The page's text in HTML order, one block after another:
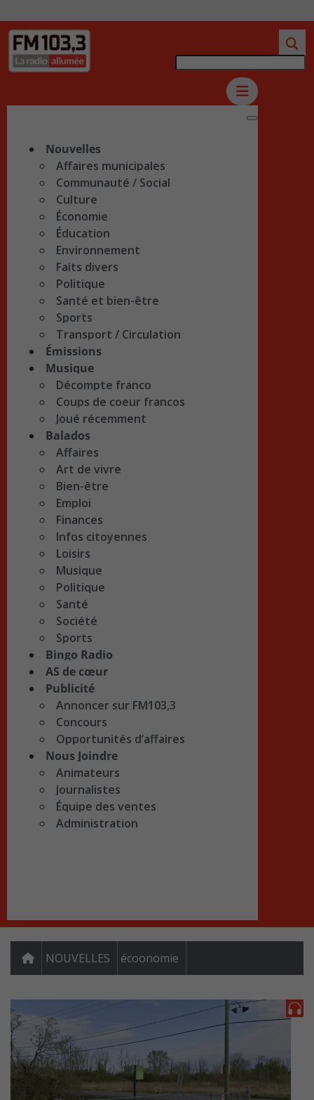
Nouvelles
Affaires municipales
Communauté / Social
Culture
Économie
Éducation
Environnement
Faits divers
Politique
Santé et bien-être
Sports
Transport / Circulation
Émissions
Musique
Décompte franco
Coups de coeur francos
Joué récemment
Balados
Affaires
Art de vivre
Bien-être
Emploi
Finances
Infos citoyennes
Loisirs
Musique
Politique
Santé
Société
Sports
Bingo Radio
AS de cœur
Publicité
Annoncer sur FM103,3
Concours
Opportunités d’affaires
Nous Joindre
Animateurs
Journalistes
Équipe des ventes
Administration
NOUVELLES écoonomie